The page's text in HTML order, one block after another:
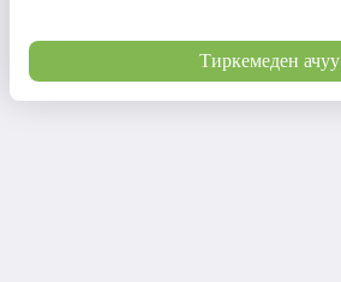
Тиркемеден ачуу